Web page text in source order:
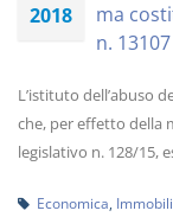
2018
ma
n.
L’istituto dell’abuso
che, per effetto della
legislativo n. 128/15,
Economica